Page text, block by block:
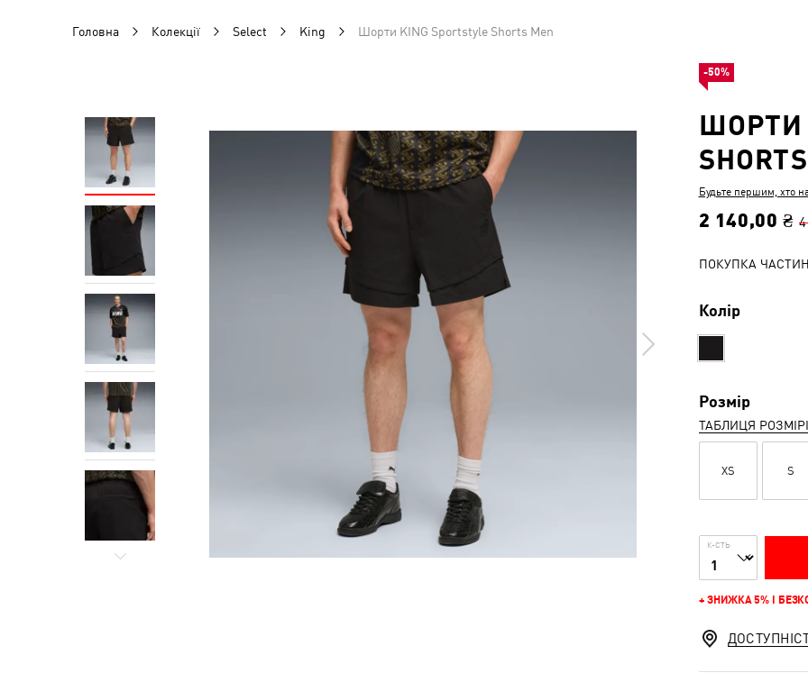
Головна Колекції Select King Шорти KING Sportstyle Shorts Men
ШОРТИ
Будьте першим, хто
2 140,00 ₴
ПОКУПКА
Колір
Розмір
ТАБЛИЦЯ
XS S
К-СТЬ
+ ЗНИЖКА 5% І
-50%